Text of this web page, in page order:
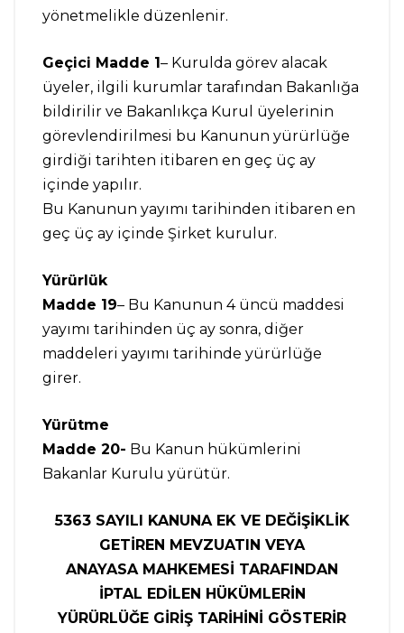
yönetmelikle düzenlenir.
Geçici Madde 1– Kurulda görev alacak
üyeler, ilgili kurumlar tarafından Bakanlığa
bildirilir ve Bakanlıkça Kurul üyelerinin
görevlendirilmesi bu Kanunun yürürlüğe
girdiği tarihten itibaren en geç üç ay
içinde yapılır.
Bu Kanunun yayımı tarihinden itibaren en
geç üç ay içinde Şirket kurulur.
Yürürlük
Madde 19– Bu Kanunun 4 üncü maddesi
yayımı tarihinden üç ay sonra, diğer
maddeleri yayımı tarihinde yürürlüğe
girer.
Yürütme
Madde 20- Bu Kanun hükümlerini
Bakanlar Kurulu yürütür.
5363 SAYILI KANUNA EK VE DEĞİŞİKLİK
GETİREN MEVZUATIN VEYA
ANAYASA MAHKEMESİ TARAFINDAN
İPTAL EDİLEN HÜKÜMLERİN
YÜRÜRLÜĞE GİRİŞ TARİHİNİ GÖSTERİR